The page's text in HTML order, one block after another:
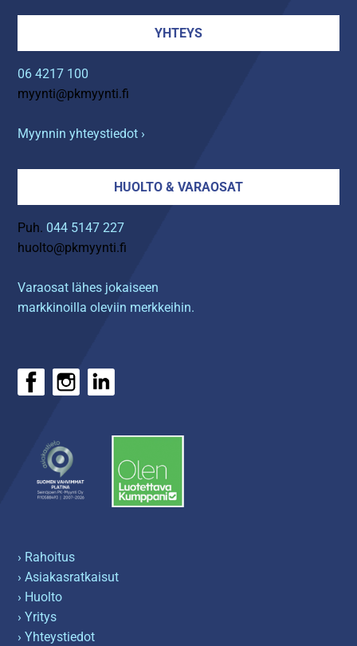
YHTEYS
06 4217 100
myynti@pkmyynti.fi
Myynnin yhteystiedot ›
HUOLTO & VARAOSAT
Puh. 044 5147 227
huolto@pkmyynti.fi
Varaosat lähes jokaiseen
markkinoilla oleviin merkkeihin.
› Rahoitus
› Asiakasratkaisut
› Huolto
› Yritys
› Yhteystiedot